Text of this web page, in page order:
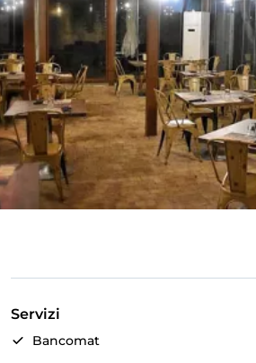
Servizi
Bancomat